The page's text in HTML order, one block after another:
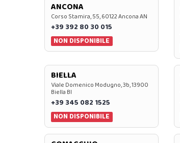
ANCONA
Corso Stamira, 55, 60122 Ancona AN
+39 392 80 30 015
NON DISPONIBILE
BIELLA
Viale Domenico Modugno, 3b, 13900
Biella BI
+39 345 082 1525
NON DISPONIBILE